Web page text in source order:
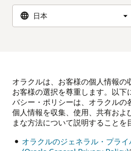
オラクルは、お客様の個人情報の
お客様の選択を尊重します。以下
バシー・ポリシーは、オラクルの
個人情報を収集、使用、共有およ
まな方法について説明することを
オラクルのジェネラル・プラ